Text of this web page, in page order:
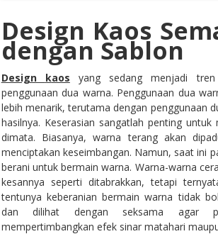
Design Kaos
dengan Sablon
Design kaos yang sedang menjadi
penggunaan dua warna. Penggunaan dua
lebih menarik, terutama dengan penggunaan
hasilnya. Keserasian sangatlah penting
dimata. Biasanya, warna terang akan
menciptakan keseimbangan. Namun, saat ini
berani untuk bermain warna. Warna-warna
kesannya seperti ditabrakkan, tetapi
tentunya keberanian bermain warna tidak
dan dilihat dengan seksama agar
mempertimbangkan efek sinar matahari